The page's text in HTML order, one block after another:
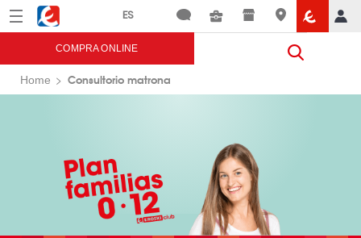
Menú Eroski
COMPRA ONLINE
Home Consultorio matrona